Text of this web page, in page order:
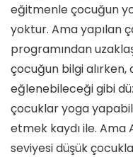
eğitmenle çocuğun
yoktur. Ama yapılan
programından
çocuğun bilgi alırken,
eğlenebileceği gibi
çocuklar yoga
etmek kaydı ile. Ama
seviyesi düşük